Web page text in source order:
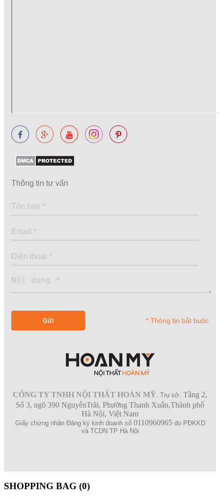
Thông tin tư vấn
* Thông tin bắt buộc
CÔNG TY TNHH NỘI THẤT HOÀN MỸ. Trụ sở: Tầng 2,
Số 3, ngõ 390 NguyễnTrãi, Phường Thanh Xuân,Thành phố
Hà Nội, Việt Nam
Giấy chứng nhận Đăng ký kinh doanh số 0110960965do PĐKKD
và TCDN TP Hà Nội
SHOPPING BAG (0)